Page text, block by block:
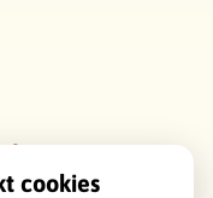
cookies